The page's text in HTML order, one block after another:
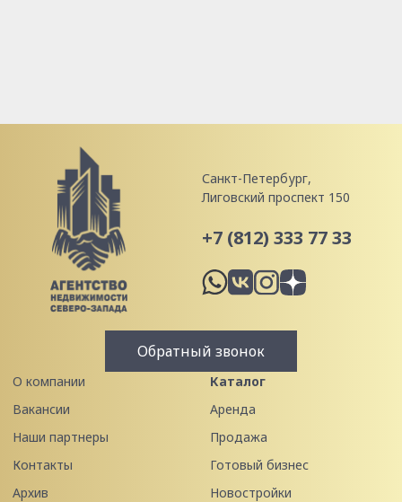
Санкт-Петербург,
Лиговский проспект 150
+7 (812) 333 77 33
Обратный звонок
О компании
Вакансии
Наши партнеры
Контакты
Архив
Каталог
Аренда
Продажа
Готовый бизнес
Новостройки